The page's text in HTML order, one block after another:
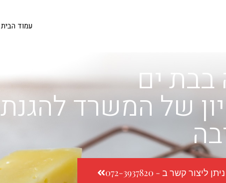
עמוד הבית
בבת ים
של המשרד להגנת
קשר ב - 072-3937820